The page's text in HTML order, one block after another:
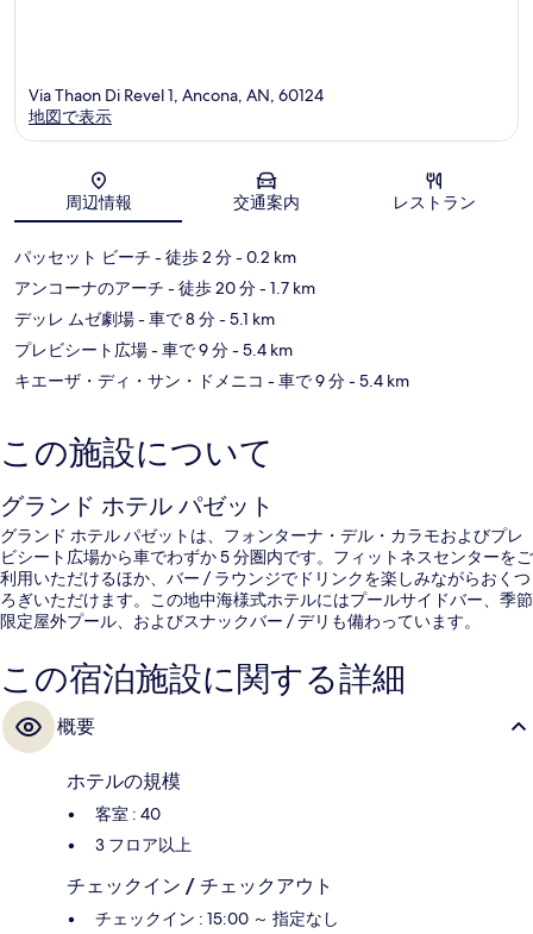
地図
Via Thaon Di Revel 1, Ancona, AN, 60124
地図で表示
周辺情報 交通案内 レストラン
パッセット ビーチ - 徒歩 2 分- 0.2 km
アンコーナのアーチ - 徒歩 20 分- 1.7 km
デッレ ムゼ劇場- 車で 8 分- 5.1 km
プレビシート広場- 車で 9 分- 5.4 km
キエーザ・ディ・サン・ドメニコ - 車で 9 分- 5.4 km
この施設について
グランド ホテル パゼット
グランド ホテル パゼットは、フォンターナ・デル・カラモおよびプレ
ビシート広場から車でわずか 5 分圏内です。フィットネスセンターをご
利用いただけるほか、バー / ラウンジでドリンクを楽しみながらおくつ
ろぎいただけます。この地中海様式ホテルにはプールサイドバー、季節
限定屋外プール、およびスナックバー / デリも備わっています。
この宿泊施設に関する詳細
概要
ホテルの規模
客室 : 40
3 フロア以上
チェックイン / チェックアウト
チェックイン : 15:00 ～ 指定なし